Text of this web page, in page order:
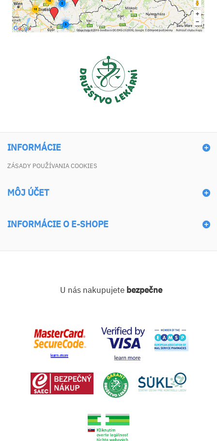
INFORMÁCIE
ZÁSADY POUŽÍVANIA COOKIES
MÔJ ÚČET
INFORMÁCIE O E-SHOPE
U nás nakupujete bezpečne